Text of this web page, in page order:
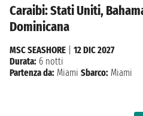
Caraibi: Stati Uniti,
Dominicana
MSC SEASHORE
12 DIC 2027
Durata: 6 notti
Partenza da: Miami Sbarco: Miami